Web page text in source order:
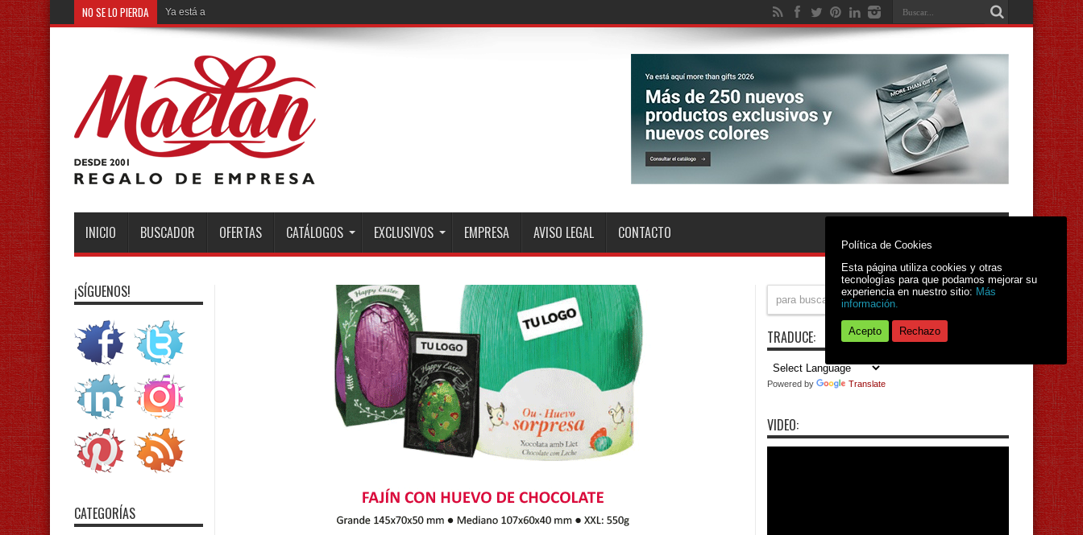
NO SE LO PIERDA Ya está aquí el nuevo catálogo Selection
INICIO BUSCADOR OFERTAS CATÁLOGOS EXCLUSIVOS EMPRESA AVISO LEGAL CONTACTO
¡SÍGUENOS!
CATEGORÍAS
TRADUCE:
Powered by Translate
VIDEO:
Política de Cookies
Esta página utiliza cookies y otras
tecnologías para que podamos mejorar su
experiencia en nuestro sitio: Más
información.
Acepto Rechazo